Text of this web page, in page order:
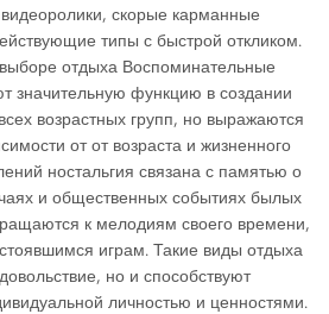
видеоролики, скорые карманные
типы с быстрой откликом.
отдыха Воспоминательные
значительную функцию в создании
возрастных групп, но выражаются
от от возраста и жизненного
ностальгия связана с памятью о
и общественных событиях былых
к мелодиям своего времени,
играм. Такие виды отдыха
но и способствуют
личностью и ценностями.